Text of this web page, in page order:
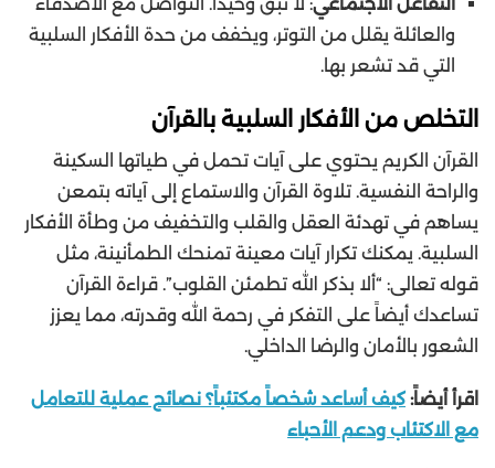
والعائلة يقلل من التوتر، ويخفف من حدة الأفكار السلبية
التي قد تشعر بها.
التخلص من الأفكار السلبية بالقرآن
القرآن الكريم يحتوي على آيات تحمل في طياتها السكينة
والراحة النفسية. تلاوة القرآن والاستماع إلى آياته بتمعن
يساهم في تهدئة العقل والقلب والتخفيف من وطأة الأفكار
السلبية. يمكنك تكرار آيات معينة تمنحك الطمأنينة، مثل
قوله تعالى: “ألا بذكر الله تطمئن القلوب”. قراءة القرآن
تساعدك أيضاً على التفكر في رحمة الله وقدرته، مما يعزز
الشعور بالأمان والرضا الداخلي.
اقرأ أيضاً: كيف أساعد شخصاً مكتئباً؟ نصائح عملية للتعامل
مع الاكتئاب ودعم الأحباء